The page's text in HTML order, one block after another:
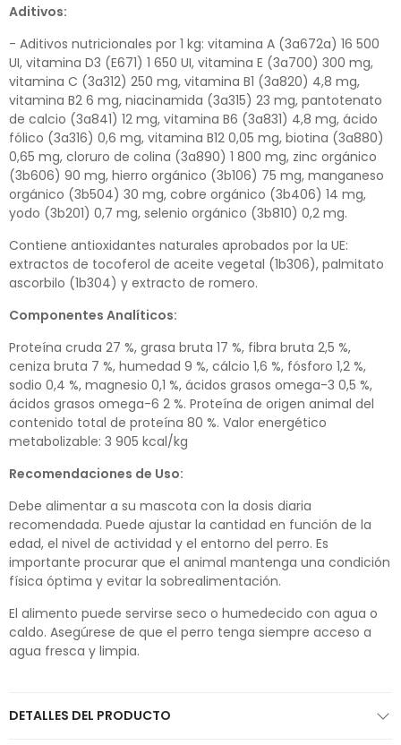
Aditivos:
- Aditivos nutricionales por 1 kg: vitamina A (3a672a) 16 500
UI, vitamina D3 (E671) 1 650 UI, vitamina E (3a700) 300 mg,
vitamina C (3a312) 250 mg, vitamina B1 (3a820) 4,8 mg,
vitamina B2 6 mg, niacinamida (3a315) 23 mg, pantotenato
de calcio (3a841) 12 mg, vitamina B6 (3a831) 4,8 mg, ácido
fólico (3a316) 0,6 mg, vitamina B12 0,05 mg, biotina (3a880)
0,65 mg, cloruro de colina (3a890) 1 800 mg, zinc orgánico
(3b606) 90 mg, hierro orgánico (3b106) 75 mg, manganeso
orgánico (3b504) 30 mg, cobre orgánico (3b406) 14 mg,
yodo (3b201) 0,7 mg, selenio orgánico (3b810) 0,2 mg.
Contiene antioxidantes naturales aprobados por la UE:
extractos de tocoferol de aceite vegetal (1b306), palmitato
ascorbilo (1b304) y extracto de romero.
Componentes Analíticos:
Proteína cruda 27 %, grasa bruta 17 %, fibra bruta 2,5 %,
ceniza bruta 7 %, humedad 9 %, cálcio 1,6 %, fósforo 1,2 %,
sodio 0,4 %, magnesio 0,1 %, ácidos grasos omega-3 0,5 %,
ácidos grasos omega-6 2 %. Proteína de origen animal del
contenido total de proteína 80 %. Valor energético
metabolizable: 3 905 kcal/kg
Recomendaciones de Uso:
Debe alimentar a su mascota con la dosis diaria
recomendada. Puede ajustar la cantidad en función de la
edad, el nivel de actividad y el entorno del perro. Es
importante procurar que el animal mantenga una condición
física óptima y evitar la sobrealimentación.
El alimento puede servirse seco o humedecido con agua o
caldo. Asegúrese de que el perro tenga siempre acceso a
agua fresca y limpia.
DETALLES DEL PRODUCTO